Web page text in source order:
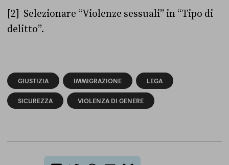
[2] Selezionare “Violenze sessuali” in “Tipo di
delitto”.
GIUSTIZIA IMMIGRAZIONE LEGA
SICUREZZA VIOLENZA DI GENERE